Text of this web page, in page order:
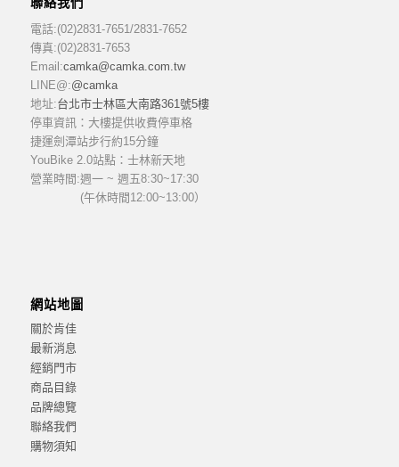
聯絡我們
電話:(02)2831-7651/2831-7652
傳真:(02)2831-7653
Email:camka@camka.com.tw
LINE@:@camka
地址:台北市士林區大南路361號5樓
停車資訊：大樓提供收費停車格
捷運劍潭站步行約15分鐘
YouBike 2.0站點：士林新天地
營業時間:週一 ~ 週五8:30~17:30
(午休時間12:00~13:00）
網站地圖
關於肯佳
最新消息
經銷門市
商品目錄
品牌總覽
聯絡我們
購物須知